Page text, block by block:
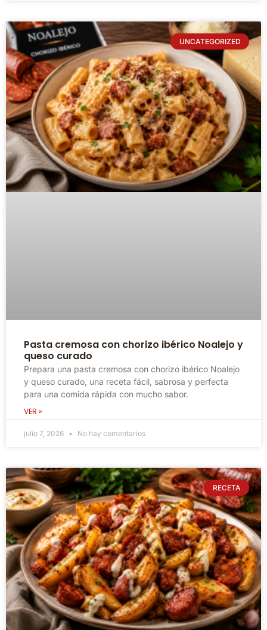
UNCATEGORIZED
Pasta cremosa con chorizo ibérico Noalejo y
queso curado
Prepara una pasta cremosa con chorizo ibérico Noalejo
y queso curado, una receta fácil, sabrosa y perfecta
para una comida rápida con mucho sabor.
VER »
julio 7, 2026 No hay comentarios
RECETA